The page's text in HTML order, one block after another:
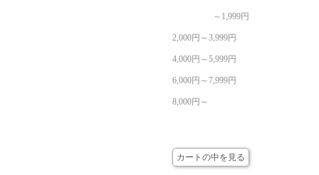
～1,999円
2,000円～3,999円
4,000円～5,999円
6,000円～7,999円
8,000円～
カートの中を見る